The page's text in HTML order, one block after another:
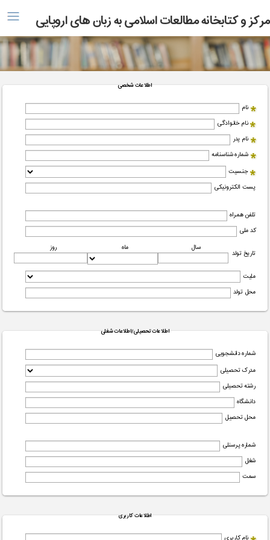
مرکز و کتابخانه مطالعات اسلامی به زبان های اروپایی
اطلاعات شخصی
نام
نام خانوادگی
نام پدر
شماره شناسنامه
جنسیت
پست الکترونیکی
تلفن همراه
کد ملی
تاریخ تولد
سال ماه روز
ملیت
محل تولد
اطلاعات تحصیلی/اطلاعات شغلی
شماره دانشجویی
مدرک تحصیلی
رشته تحصیلی
دانشگاه
محل تحصیل
شماره پرسنلی
شغل
سمت
اطلاعات کاربری